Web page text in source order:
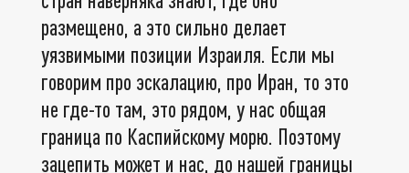
размещено, а это сильно делает
уязвимыми позиции Израиля. Если мы
говорим про эскалацию, про Иран, то это
не где-то там, это рядом, у нас общая
граница по Каспийскому морю. Поэтому
зацепить может и нас, до нашей границы